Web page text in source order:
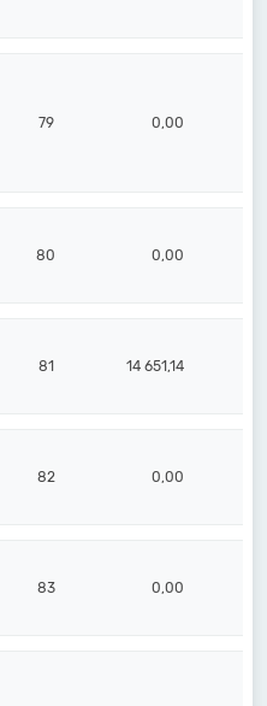
79 0,00
80 0,00
81 14 651,14
82 0,00
83 0,00